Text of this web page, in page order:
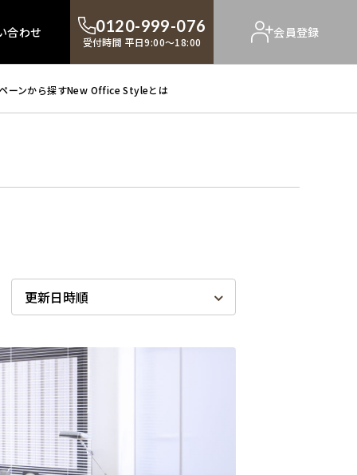
合わせ 0120-999-076
受付時間 平日9:00～18:00
会員登録
ーンから探すNew Office Styleとは